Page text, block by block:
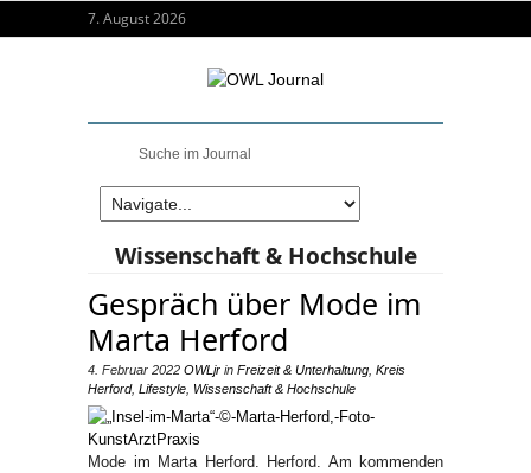
7. August 2026
Wissenschaft & Hochschule
Gespräch über Mode im
Marta Herford
4. Februar 2022 OWLjr in Freizeit & Unterhaltung Kreis
Herford, Lifestyle Wissenschaft & Hochschule
Mode im Marta Herford. Herford. Am kommenden